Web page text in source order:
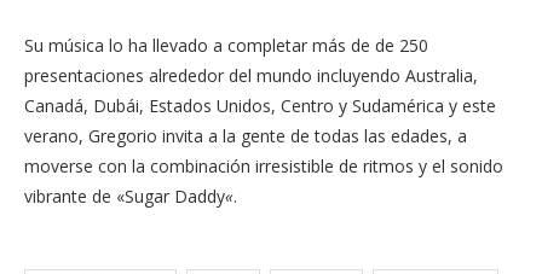
Su música lo ha llevado a completar más de de 250
presentaciones alrededor del mundo incluyendo Australia,
Canadá, Dubái, Estados Unidos, Centro y Sudamérica y este
verano, Gregorio invita a la gente de todas las edades, a
moverse con la combinación irresistible de ritmos y el sonido
vibrante de «Sugar Daddy«.